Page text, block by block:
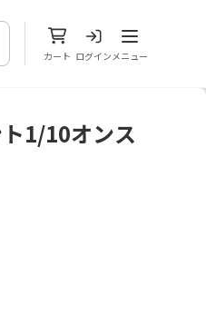
カート ログイン
メニューを開
メニュー
1/10オンス